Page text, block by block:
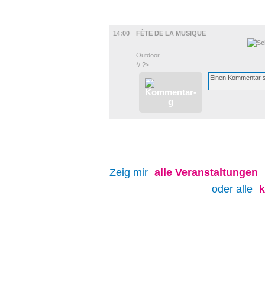
14:00
FÊTE DE LA MUSIQUE
Outdoor
*/ ?>
Zeig mir alle Veranstaltungen
oder alle